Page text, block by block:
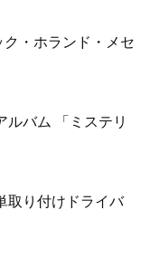
・ホランド・メセ
ルバム 「ミステリ
取り付けドライバ